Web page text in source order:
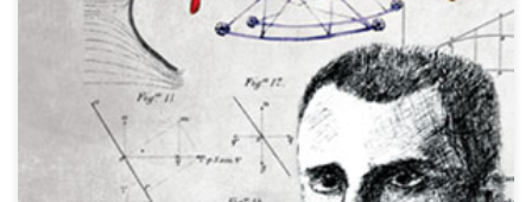
Durante el año 2016 el Comité de Tecnologías de Defensa del IIE
ha organizado una serie de jornadas divulgativas, unas de carácter
esencialmente técnico, otras de tipo histórico-conmemorativo y
algunas de interés para el desarrollo profesional del ingeniero.
Entre las realizadas cabe destacar las siguientes: 18/03/2016:
Proyecto para la reconstrucción […]